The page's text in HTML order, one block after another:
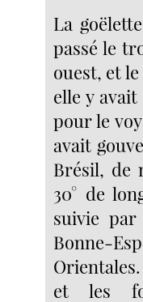
La
passé le
ouest, et
elle y
pour le
avait
Brésil, de
30° de
suivie
Bonne-
et les